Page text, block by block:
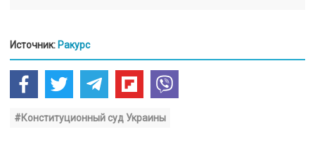
Источник: Ракурс
#Конституционный суд Украины